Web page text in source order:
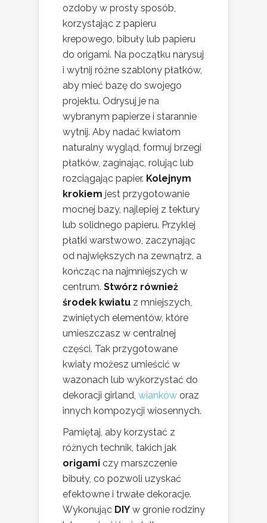
ozdoby w prosty sposób,
korzystając z papieru
krepowego, bibuły lub papieru
do origami. Na początku narysuj
i wytnij różne szablony płatków,
aby mieć bazę do swojego
projektu. Odrysuj je na
wybranym papierze i starannie
wytnij. Aby nadać kwiatom
naturalny wygląd, formuj brzegi
płatków, zaginając, rolując lub
rozciągając papier. Kolejnym
krokiem jest przygotowanie
mocnej bazy, najlepiej z tektury
lub solidnego papieru. Przyklej
płatki warstwowo, zaczynając
od największych na zewnątrz, a
kończąc na najmniejszych w
centrum. Stwórz również
środek kwiatu z mniejszych,
zwiniętych elementów, które
umieszczasz w centralnej
części. Tak przygotowane
kwiaty możesz umieścić w
wazonach lub wykorzystać do
dekoracji girland, wianków oraz
innych kompozycji wiosennych.
Pamiętaj, aby korzystać z
różnych technik, takich jak
origami czy marszczenie
bibuły, co pozwoli uzyskać
efektowne i trwałe dekoracje.
Wykonując DIY w gronie rodziny